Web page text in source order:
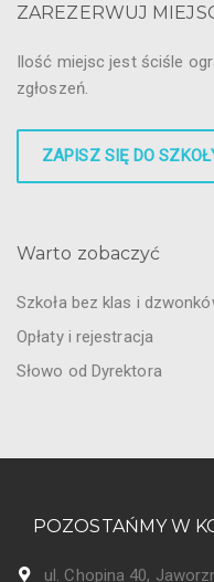
ZAREZERWUJ
Ilość miejsc jest ściśle
zgłoszeń.
ZAPISZ SIĘ DO
Warto zobaczyć
Szkoła bez klas i
Opłaty i rejestracja
Słowo od Dyrektora
POZOSTAŃMY W
ul. Chopina 40,